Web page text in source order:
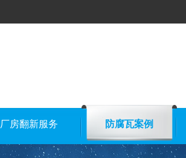
厂房翻新服务 防腐瓦案例